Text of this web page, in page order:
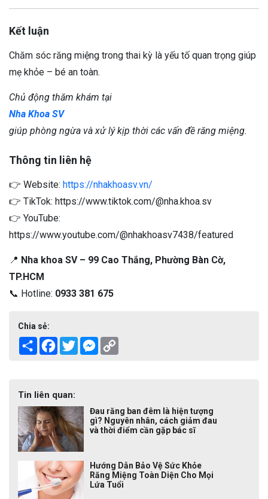
Kết luận
Chăm sóc răng miệng trong thai kỳ là yếu tố quan trọng giúp
mẹ khỏe – bé an toàn.
Chủ động thăm khám tại
Nha Khoa SV
giúp phòng ngừa và xử lý kịp thời các vấn đề răng miệng.
Thông tin liên hệ
👉 Website: https://nhakhoasv.vn/
👉 TikTok: https://www.tiktok.com/@nha.khoa.sv
👉 YouTube:
https://www.youtube.com/@nhakhoasv7438/featured
📍 Nha khoa SV – 99 Cao Thắng, Phường Bàn Cờ,
TP.HCM
📞 Hotline: 0933 381 675
Chia sẻ:
Share Facebook
TwitterMessenger
Tin liên quan:
Đau răng ban đêm là hiện tượng
gì? Nguyên nhân, cách giảm đau
và thời điểm cần gặp bác sĩ
Hướng Dẫn Bảo Vệ Sức Khỏe
Răng Miệng Toàn Diện Cho Mọi
Lứa Tuổi